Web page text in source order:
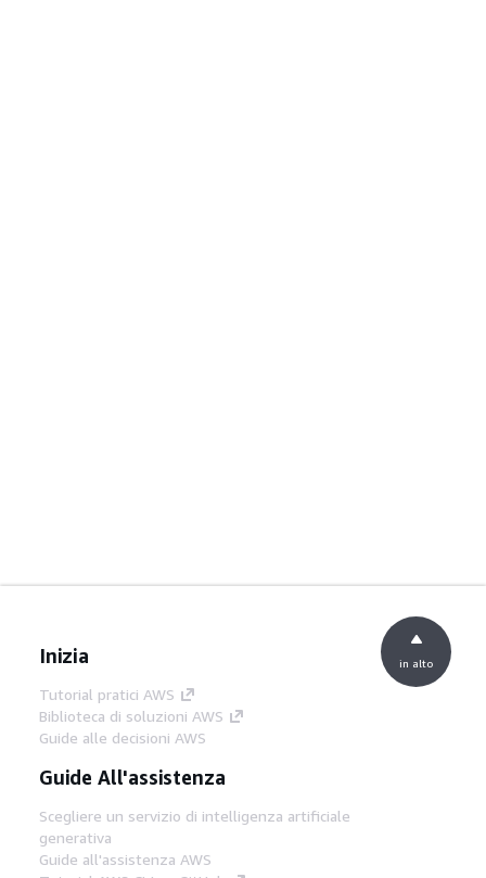
Inizia
Tutorial pratici AWS
Biblioteca di soluzioni AWS
Guide alle decisioni AWS
Guide All'assistenza
Scegliere un servizio di intelligenza artificiale
generativa
Guide all'assistenza AWS
in alto